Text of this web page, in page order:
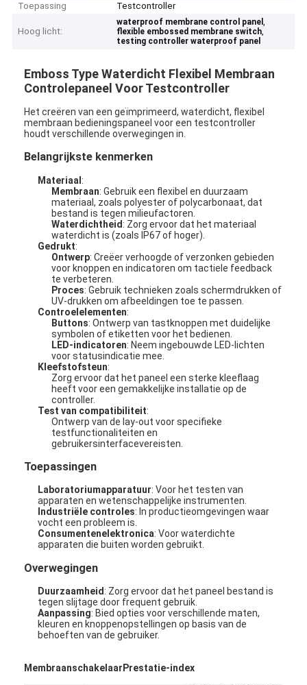
Toepassing
Testcontroller
Hoog licht:
waterproof membrane control panel,
flexible embossed membrane switch,
testing controller waterproof panel
Emboss Type Waterdicht Flexibel Membraan
Controlepaneel Voor Testcontroller
Het creëren van een geïmprimeerd, waterdicht, flexibel
membraan bedieningspaneel voor een testcontroller
houdt verschillende overwegingen in.
Belangrijkste kenmerken
Materiaal :
Membraan: Gebruik een flexibel en duurzaam
materiaal, zoals polyester of polycarbonaat, dat
bestand is tegen milieufactoren.
Waterdichtheid : Zorg ervoor dat het materiaal
waterdicht is (zoals IP67 of hoger).
Gedrukt:
Ontwerp: Creëer verhoogde of verzonken gebieden
voor knoppen en indicatoren om tactiele feedback
te verbeteren.
Proces: Gebruik technieken zoals schermdrukken of
UV-drukken om afbeeldingen toe te passen.
Controelelementen:
Buttons: Ontwerp van tastknoppen met duidelijke
symbolen of etiketten voor het bedienen.
LED-indicatoren: Neem ingebouwde LED-lichten
voor statusindicatie mee.
Kleefstofsteun:
Zorg ervoor dat het paneel een sterke kleeflaag
heeft voor een gemakkelijke installatie op de
controller.
Test van compatibiliteit:
Ontwerp van de lay-out voor specifieke
testfunctionaliteiten en
gebruikersinterfacevereisten.
Toepassingen
Laboratoriumapparatuur: Voor het testen van
apparaten en wetenschappelijke instrumenten.
Industriële controles: In productieomgevingen waar
vocht een probleem is.
Consumentenelektronica: Voor waterdichte
apparaten die buiten worden gebruikt.
Overwegingen
Duurzaamheid : Zorg ervoor dat het paneel bestand is
tegen slijtage door frequent gebruik.
Aanpassing: Bied opties voor verschillende maten,
kleuren en knoppenopstellingen op basis van de
behoeften van de gebruiker.
Membraanschakelaar Prestatie-index